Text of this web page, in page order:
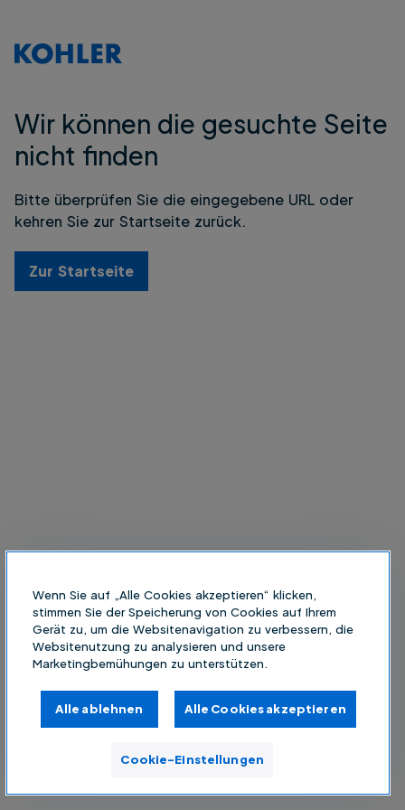
Wir können die gesuchte Seite
nicht finden
Bitte überprüfen Sie die eingegebene URL oder
kehren Sie zur Startseite zurück.
Zur Startseite
Wenn Sie auf „Alle Cookies akzeptieren“ klicken,
stimmen Sie der Speicherung von Cookies auf Ihrem
Gerät zu, um die Websitenavigation zu verbessern, die
Websitenutzung zu analysieren und unsere
Marketingbemühungen zu unterstützen.
Alle ablehnen Alle Cookies akzeptieren
Cookie-Einstellungen